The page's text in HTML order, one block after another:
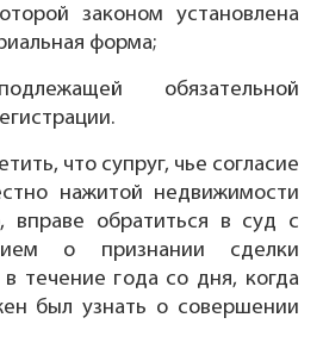
законом установлена
форма;
обязательной
что супруг, чье согласие
нажитой недвижимости
вправе обратиться в суд с
о признании сделки
течение года со дня, когда
был узнать о совершении